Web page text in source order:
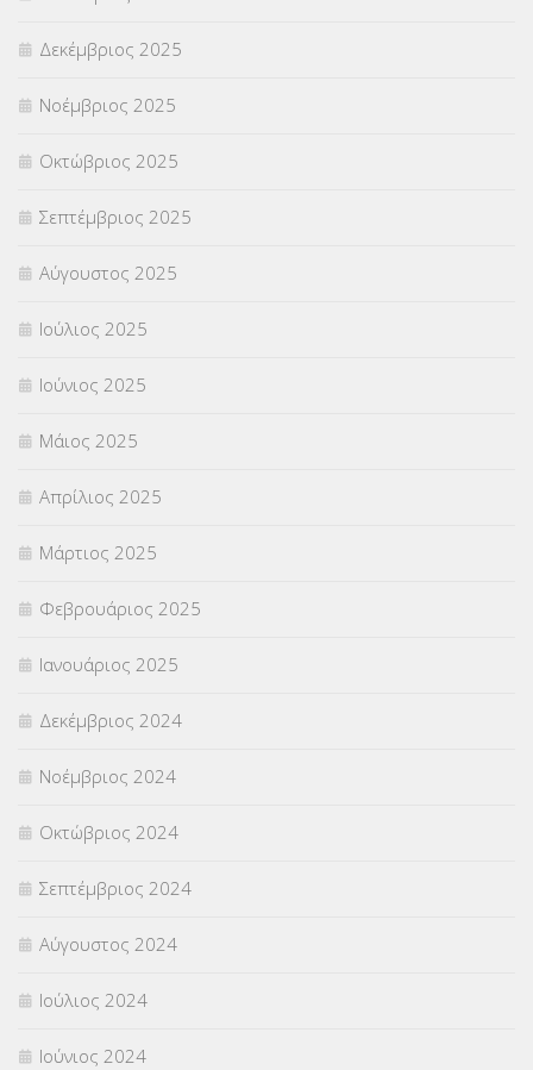
ΣΧΟΛΙΚΟΙ ΣΥΜΒΟΥΛΟΙ
ΥΠΕΡΑΡΙΘΜΟΙ(1)
ΥΠΟΤΡΟΦΙΕΣ(28)
ΦΥΣΙΚΗ ΑΓΩΓΗ(692)
Χωρίς κατηγορία
Δεκέμβριος 2025
Νοέμβριος 2025
Οκτώβριος 2025
Σεπτέμβριος 2025
Αύγουστος 2025
Ιούλιος 2025
Ιούνιος 2025
Μάιος 2025
Απρίλιος 2025
Μάρτιος 2025
Φεβρουάριος 2025
Ιανουάριος 2025
Δεκέμβριος 2024
Νοέμβριος 2024
Οκτώβριος 2024
Σεπτέμβριος 2024
Αύγουστος 2024
Ιούλιος 2024
Ιούνιος 2024